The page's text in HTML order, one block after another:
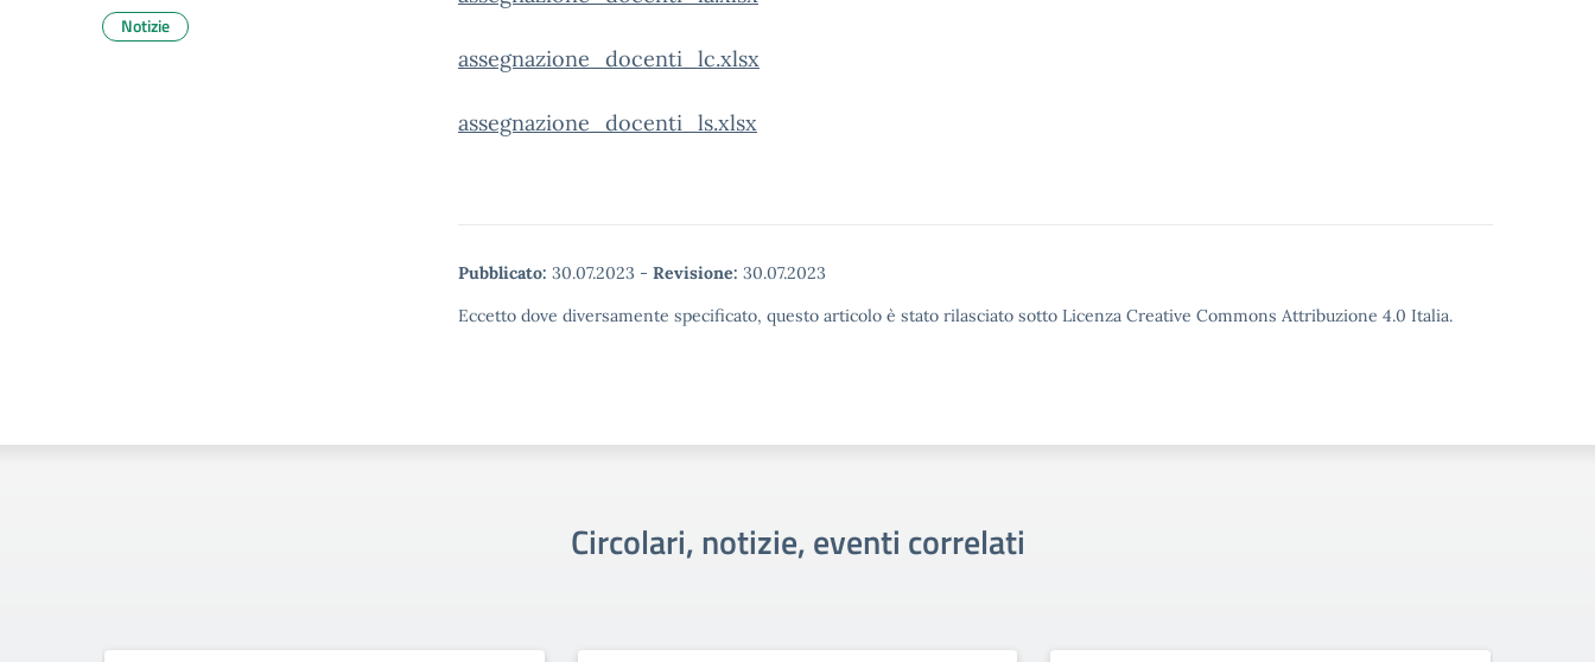
assegnazione_docenti_lc.xlsx
assegnazione_docenti_ls.xlsx
Pubblicato: 30.07.2023 - Revisione: 30.07.2023
Eccetto dove diversamente specificato, questo articolo è stato rilasciato sotto Licenza Creative Commons Attribuzione 4.0 Italia.
Notizie
Circolari, notizie, eventi correlati